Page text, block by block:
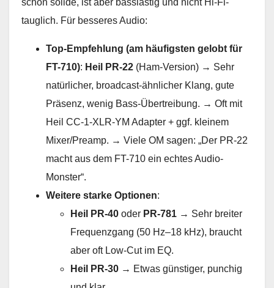
schon solide, ist aber basslastig und nicht Hi-Fi-
tauglich. Für besseres Audio:
Top-Empfehlung (am häufigsten gelobt für
FT-710): Heil PR-22 (Ham-Version) → Sehr
natürlicher, broadcast-ähnlicher Klang, gute
Präsenz, wenig Bass-Übertreibung. → Oft mit
Heil CC-1-XLR-YM Adapter + ggf. kleinem
Mixer/Preamp. → Viele OM sagen: „Der PR-22
macht aus dem FT-710 ein echtes Audio-
Monster“.
Weitere starke Optionen:
Heil PR-40 oder PR-781 → Sehr breiter
Frequenzgang (50 Hz–18 kHz), braucht
aber oft Low-Cut im EQ.
Heil PR-30 → Etwas günstiger, punchig